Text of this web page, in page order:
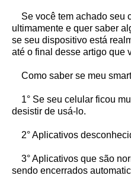
Se você tem achado seu
ultimamente e quer saber
se seu dispositivo está
até o final desse artigo que
Como saber se meu
1° Se seu celular ficou
desistir de usá-lo.
2° Aplicativos
3° Aplicativos que são
sendo encerrados